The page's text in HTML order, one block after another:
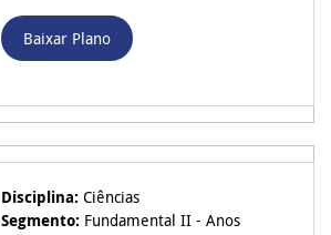
Baixar Plano
Disciplina: Ciências
Segmento: Fundamental II - Anos